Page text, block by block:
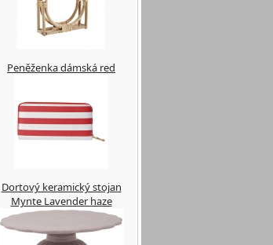
Peněženka dámská red
Dortový keramický stojan
Mynte Lavender haze